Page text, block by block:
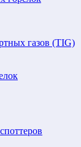
газов (TIG)